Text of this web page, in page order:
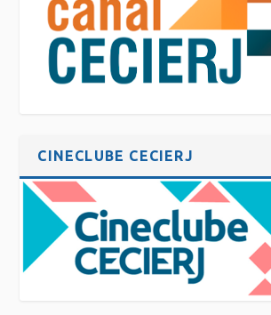
CINECLUBE CECIERJ